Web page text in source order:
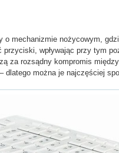
o mechanizmie nożycowym,
przyciski, wpływając przy tym
za rozsądny kompromis
dlatego można je najczęściej